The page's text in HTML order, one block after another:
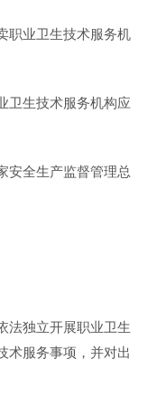
职业卫生技术服务机
卫生技术服务机构应
安全生产监督管理总
法独立开展职业卫生
术服务事项，并对出